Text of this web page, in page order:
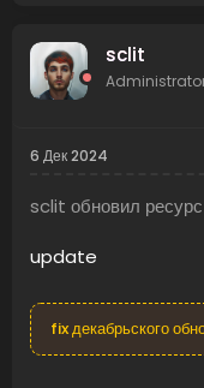
sclit
6 Дек 2024
sclit обновил ресурс
update
fix декабрьского